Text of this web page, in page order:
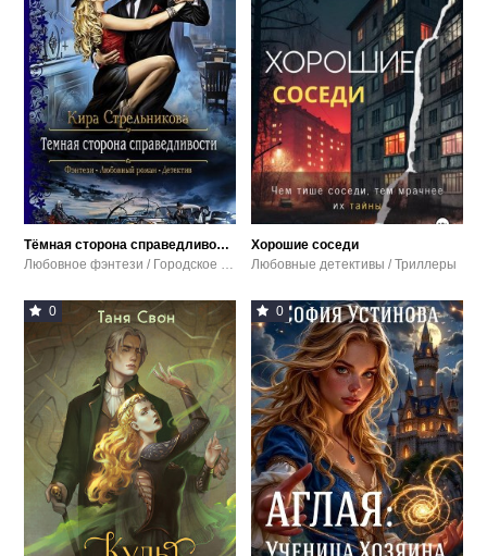
Тёмная сторона справедливости
Хорошие соседи
Любовные детективы / Триллеры
0 0